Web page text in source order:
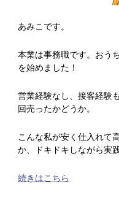
あみこです。
本業は事務職です。おう
を始めました！
営業経験なし、接客経験
回売ったかどうか。
こんな私が安く仕入れて
か、ドキドキしながら実
続きはこちら